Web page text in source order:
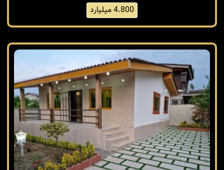
4.800 میلیارد